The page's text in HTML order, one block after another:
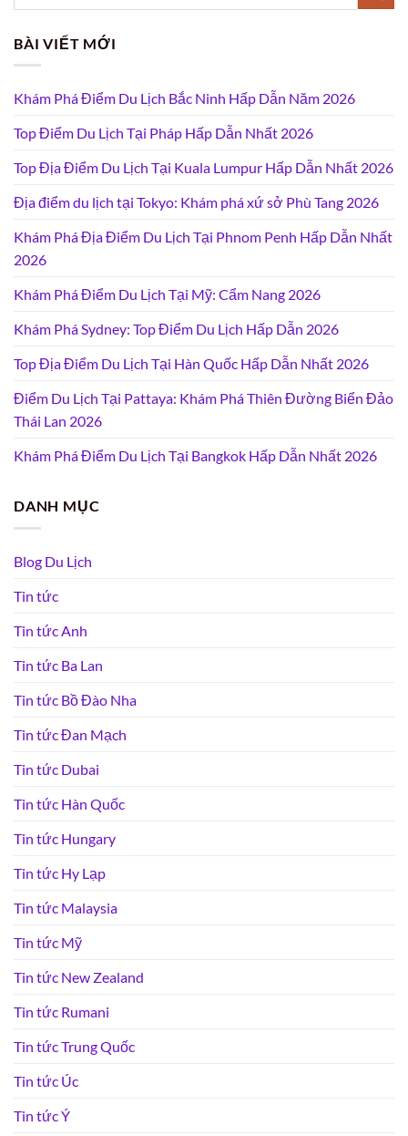
BÀI VIẾT MỚI
Khám Phá Điểm Du Lịch Bắc Ninh Hấp Dẫn Năm 2026
Top Điểm Du Lịch Tại Pháp Hấp Dẫn Nhất 2026
Top Địa Điểm Du Lịch Tại Kuala Lumpur Hấp Dẫn Nhất 2026
Địa điểm du lịch tại Tokyo: Khám phá xứ sở Phù Tang 2026
Khám Phá Địa Điểm Du Lịch Tại Phnom Penh Hấp Dẫn Nhất
2026
Khám Phá Điểm Du Lịch Tại Mỹ: Cẩm Nang 2026
Khám Phá Sydney: Top Điểm Du Lịch Hấp Dẫn 2026
Top Địa Điểm Du Lịch Tại Hàn Quốc Hấp Dẫn Nhất 2026
Điểm Du Lịch Tại Pattaya: Khám Phá Thiên Đường Biển Đảo
Thái Lan 2026
Khám Phá Điểm Du Lịch Tại Bangkok Hấp Dẫn Nhất 2026
DANH MỤC
Blog Du Lịch
Tin tức
Tin tức Anh
Tin tức Ba Lan
Tin tức Bồ Đào Nha
Tin tức Đan Mạch
Tin tức Dubai
Tin tức Hàn Quốc
Tin tức Hungary
Tin tức Hy Lạp
Tin tức Malaysia
Tin tức Mỹ
Tin tức New Zealand
Tin tức Rumani
Tin tức Trung Quốc
Tin tức Úc
Tin tức Ý